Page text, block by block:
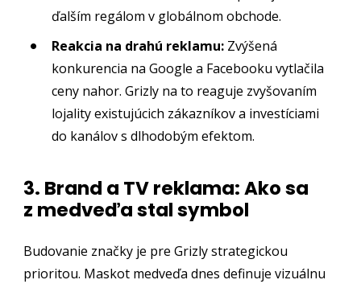
ďalším regálom v globálnom obchode.
Reakcia na drahú reklamu: Zvýšená
konkurencia na Google a Facebooku vytlačila
ceny nahor. Grizly na to reaguje zvyšovaním
lojality existujúcich zákazníkov a investíciami
do kanálov s dlhodobým efektom.
3. Brand a TV reklama: Ako sa
z medveďa stal symbol
Budovanie značky je pre Grizly strategickou
prioritou. Maskot medveďa dnes definuje vizuálnu